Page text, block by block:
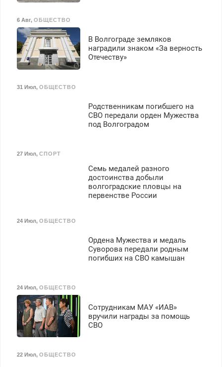
6 Авг, ОБЩЕСТВО
В Волгограде земляков
наградили знаком «За верность
Отечеству»
31 Июл, ОБЩЕСТВО
Родственникам погибшего на
СВО передали орден Мужества
под Волгоградом
27 Июл, СПОРТ
Семь медалей разного
достоинства добыли
волгоградские пловцы на
первенстве России
24 Июл, ОБЩЕСТВО
Ордена Мужества и медаль
Суворова передали родным
погибших на СВО камышан
24 Июл, ОБЩЕСТВО
Сотрудникам МАУ «ИАВ»
вручили награды за помощь
СВО
22 Июл, ОБЩЕСТВО